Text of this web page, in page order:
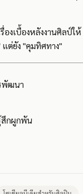
องเบื้องหลังงานศิลป์ให้
ต่ยัง "คุมทิศทาง"
พัฒนา
สึกผูกพัน